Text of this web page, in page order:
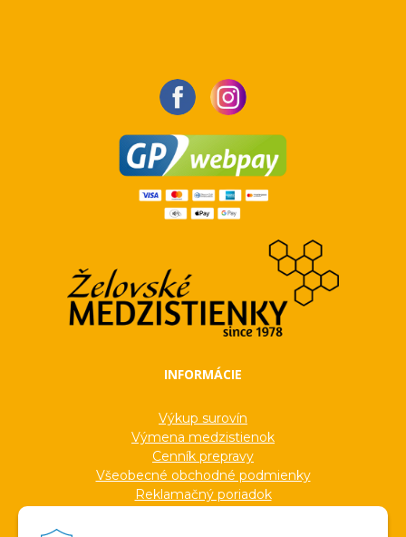
INFORMÁCIE
Výkup surovín
Výmena medzistienok
Cenník prepravy
Všeobecné obchodné podmienky
Reklamačný poriadok